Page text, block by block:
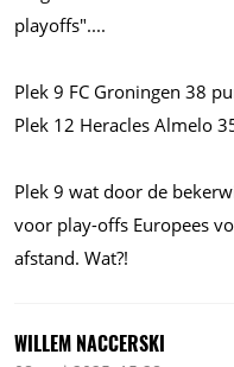
playoffs"....
Plek 9 FC Groningen 38
Plek 12 Heracles Almelo
Plek 9 wat door de
voor play-offs Europees
afstand. Wat?!
WILLEM NACCERSKI